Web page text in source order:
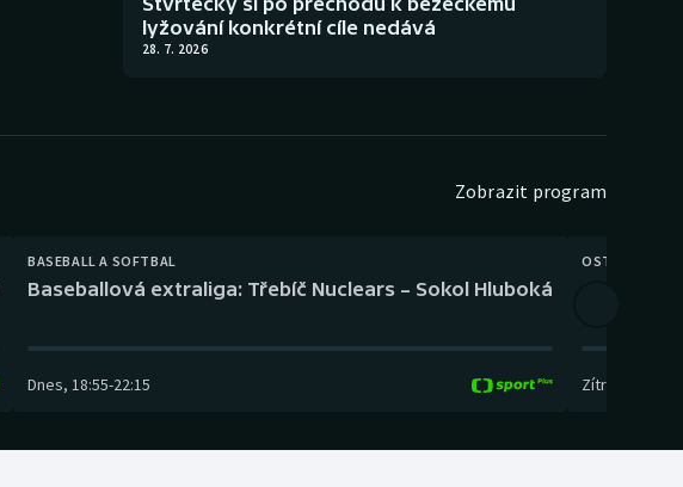
lyžování konkrétní cíle nedává
28. 7. 2026
Zobrazit program
BASEBALL A SOFTBAL
Baseballová extraliga: Třebíč Nuclears – Sokol Hluboká
Dnes, 18:55-22:15
OSTATNÍ
Zítra